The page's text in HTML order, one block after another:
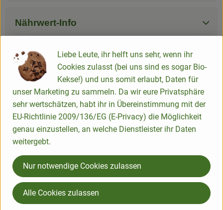
Nährwert-Info
Produktdatenblatt
Herkunft
Hersteller: Baldauf Käse
Deutschland
Baldauf Käse
Liebe Leute, ihr helft uns sehr, wenn ihr
Cookies zulasst (bei uns sind es sogar Bio-
Kekse!) und uns somit erlaubt, Daten für
unser Marketing zu sammeln. Da wir eure Privatsphäre
sehr wertschätzen, habt ihr in Übereinstimmung mit der
EU-Richtlinie 2009/136/EG (E-Privacy) die Möglichkeit
genau einzustellen, an welche Dienstleister ihr Daten
weitergebt.
Nur notwendige Cookies zulassen
Alle Cookies zulassen